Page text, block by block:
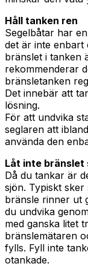
Håll tanken ren
Segelbåtar har
det är inte enbart
bränslet i tanken
rekommenderar
bränsletanken
Det innebär att
lösning.
För att undvika
seglaren att
använda den
Låt inte bränslet
Då du tankar är
sjön. Typiskt
bränsle rinner ut
du undvika
med ganska litet
bränslemätaren
fylls. Fyll inte
otankade.